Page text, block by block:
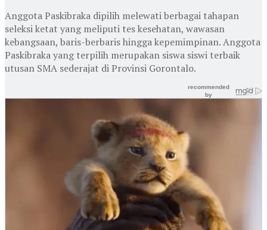
Anggota Paskibraka dipilih melewati berbagai tahapan
seleksi ketat yang meliputi tes kesehatan, wawasan
kebangsaan, baris-berbaris hingga kepemimpinan. Anggota
Paskibraka yang terpilih merupakan siswa siswi terbaik
utusan SMA sederajat di Provinsi Gorontalo.